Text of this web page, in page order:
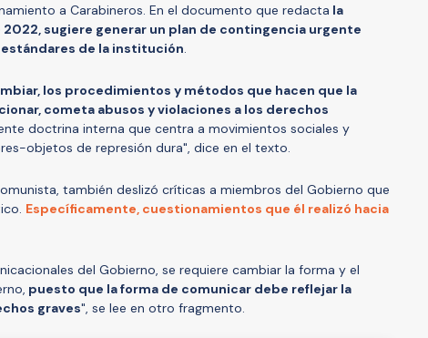
a Carabineros. En el documento que redacta la
2022, sugiere generar un plan de contingencia urgente
de la institución.
los procedimientos y métodos que hacen que la
cometa abusos y violaciones a los derechos
doctrina interna que centra a movimientos sociales y
objetos de represión dura", dice en el texto.
también deslizó críticas a miembros del Gobierno que
Específicamente, cuestionamientos que él realizó hacia
del Gobierno, se requiere cambiar la forma y el
puesto que la forma de comunicar debe reflejar la
graves", se lee en otro fragmento.